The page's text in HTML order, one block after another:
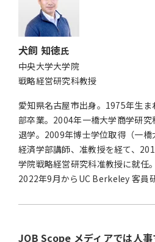
犬飼 知徳氏
中央大学大学院
戦略経営研究科教授
愛知県名古屋市出身。1975年生
部卒業。2004年一橋大学商学研
退学。2009年博士学位取得（一
経済学部講師、准教授を経て、
学院戦略経営研究科准教授に就任
2022年9月からUC Berkeley 客員
JOB Scope メディアでは人